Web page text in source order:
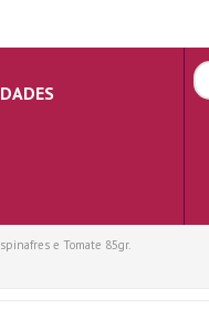
e Tomate 85gr.